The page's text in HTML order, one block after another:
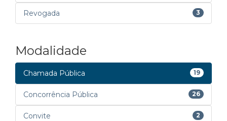
Revogada 3
Modalidade
Chamada Pública 19
Concorrência Pública 26
Convite 2